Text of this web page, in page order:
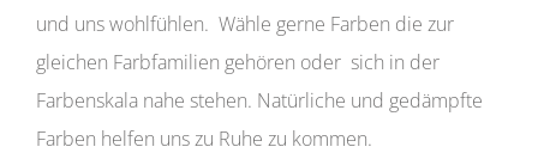
und uns wohlfühlen. Wähle gerne Farben die zur
gleichen Farbfamilien gehören oder sich in der
Farbenskala nahe stehen. Natürliche und gedämpfte
Farben helfen uns zu Ruhe zu kommen.